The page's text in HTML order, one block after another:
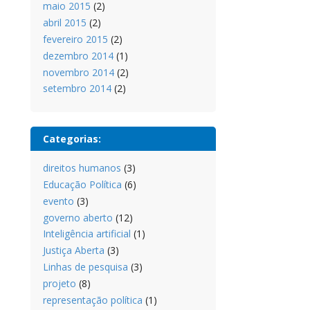
maio 2015 (2)
abril 2015 (2)
fevereiro 2015 (2)
dezembro 2014(1)
novembro 2014(2)
setembro 2014(2)
Categorias:
direitos humanos (3)
Educação Política (6)
evento (3)
governo aberto (12)
Inteligência artificial (1)
Justiça Aberta (3)
Linhas de pesquisa (3)
projeto (8)
representação política (1)